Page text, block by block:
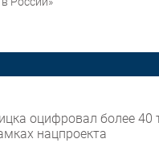
оцифровал более 40
нацпроекта